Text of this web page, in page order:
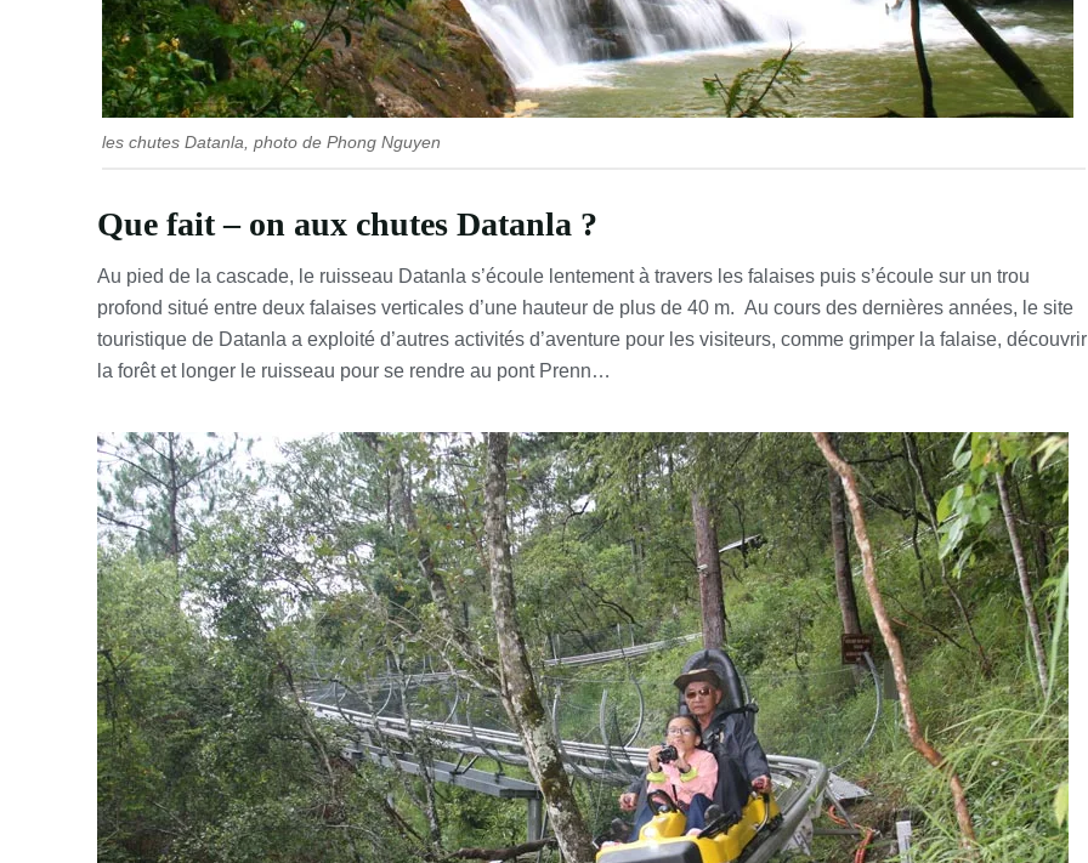
les chutes Datanla, photo de Phong Nguyen
Que fait – on aux chutes Datanla ?
Au pied de la cascade, le ruisseau Datanla s’écoule lentement à travers les falaises puis s’écoule sur un trou
profond situé entre deux falaises verticales d’une hauteur de plus de 40 m. Au cours des dernières années, le site
touristique de Datanla a exploité d’autres activités d’aventure pour les visiteurs, comme grimper la falaise, découvrir
la forêt et longer le ruisseau pour se rendre au pont Prenn…